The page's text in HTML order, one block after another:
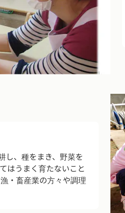
し、種をまき、野菜を
はうまく育たないこと
・畜産業の方々や調理